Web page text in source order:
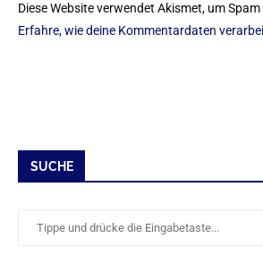
Diese Website verwendet Akismet, um
Erfahre, wie deine Kommentardaten
SUCHE